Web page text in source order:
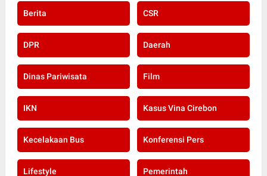
Berita CSR
DPR Daerah
Dinas Pariwisata Film
IKN Kasus Vina Cirebon
Kecelakaan Bus Konferensi Pers
Lifestyle Pemerintah